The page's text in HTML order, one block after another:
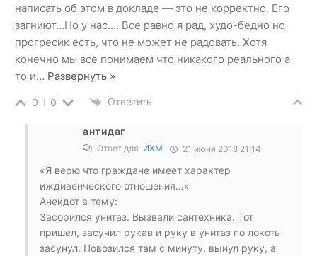
написать об этом в докладе — это не корректно. Его
загниют…Но у нас…. Все равно я рад, худо-бедно но
прогресик есть, что не может не радовать. Хотя
конечно мы все понимаем что никакого реального а
то и… Развернуть »
0 0 Ответить
антидаг
Ответ для ИХМ 21 июня 2018 21:14
«Я верю что граждане имеет характер
иждивенческого отношения…»
Анекдот в тему:
Засорился унитаз. Вызвали сантехника. Тот
пришел, засучил рукав и руку в унитаз по локоть
засунул. Повозился там с минуту, вынул руку, а